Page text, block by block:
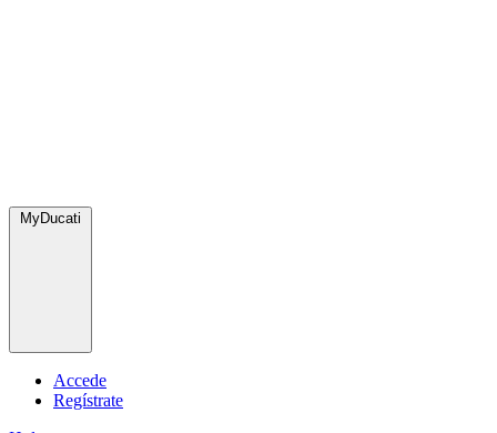
MyDucati
Accede
Regístrate